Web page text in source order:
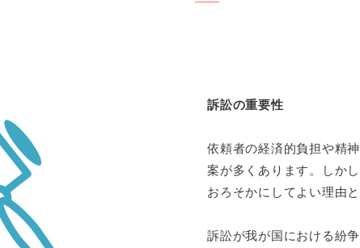
訴訟の重要性
依頼者の経済的負担や精
案が多くあります。しか
おろそかにしてよい理由と
訴訟が我が国における紛